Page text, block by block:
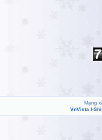
Mạng
VnVista I-